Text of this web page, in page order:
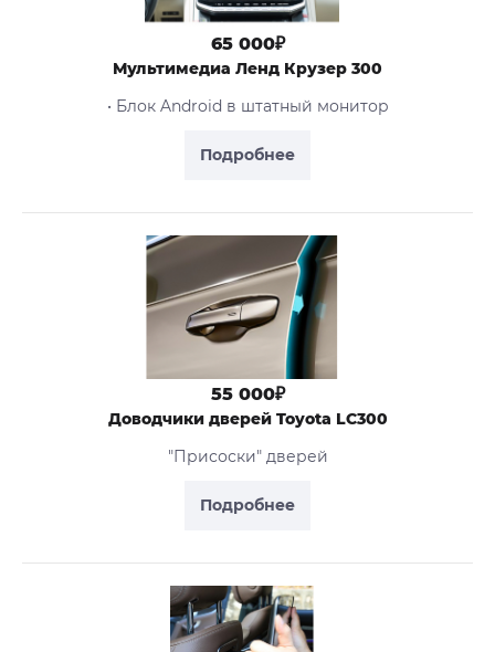
Подробнее
65 000₽
Мультимедиа Ленд Крузер 300
• Блок Android в штатный монитор
Подробнее
55 000₽
Доводчики дверей Toyota LC300
"Присоски" дверей